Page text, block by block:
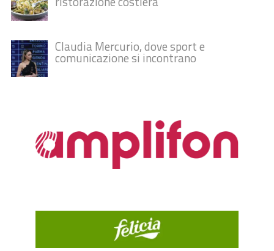
Claudia Mercurio, dove sport e
comunicazione si incontrano